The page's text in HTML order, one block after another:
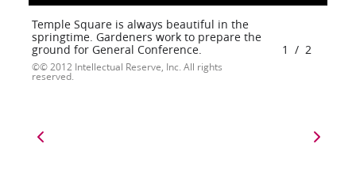
Temple Square is always beautiful in the
springtime. Gardeners work to prepare the
ground for General Conference.
© 2012 Intellectual Reserve, Inc. All rights
reserved.
1 / 2